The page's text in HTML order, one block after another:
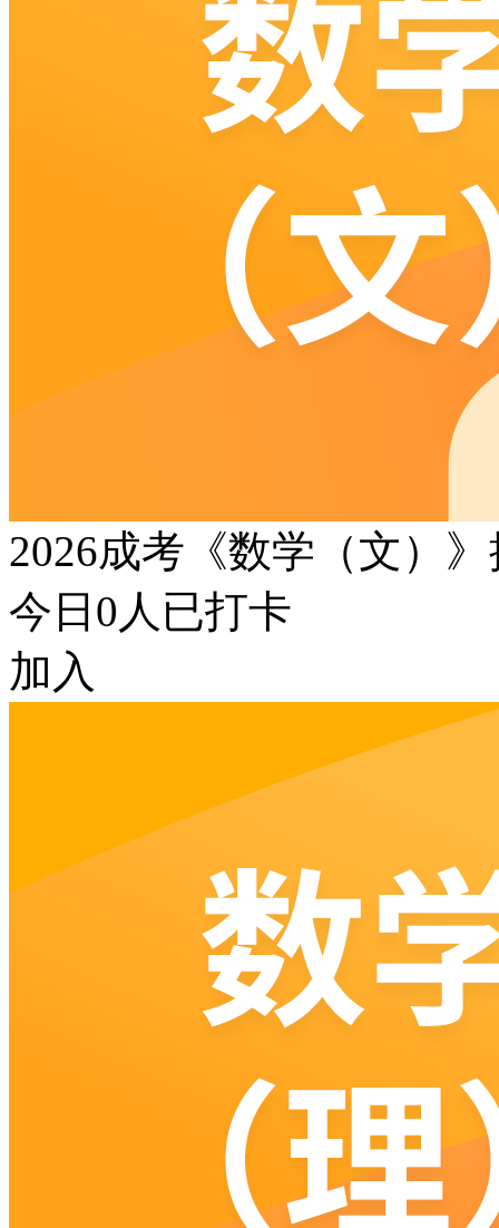
2026成考《数学（文）
今日 0 人已打卡
加入